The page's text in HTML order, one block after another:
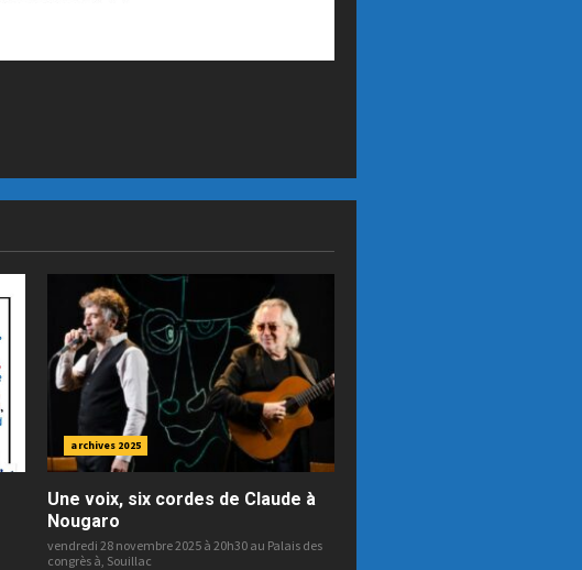
archives 2025
Une voix, six cordes de Claude à
Nougaro
vendredi 28 novembre 2025 à 20h30 au Palais des
congrès à, Souillac